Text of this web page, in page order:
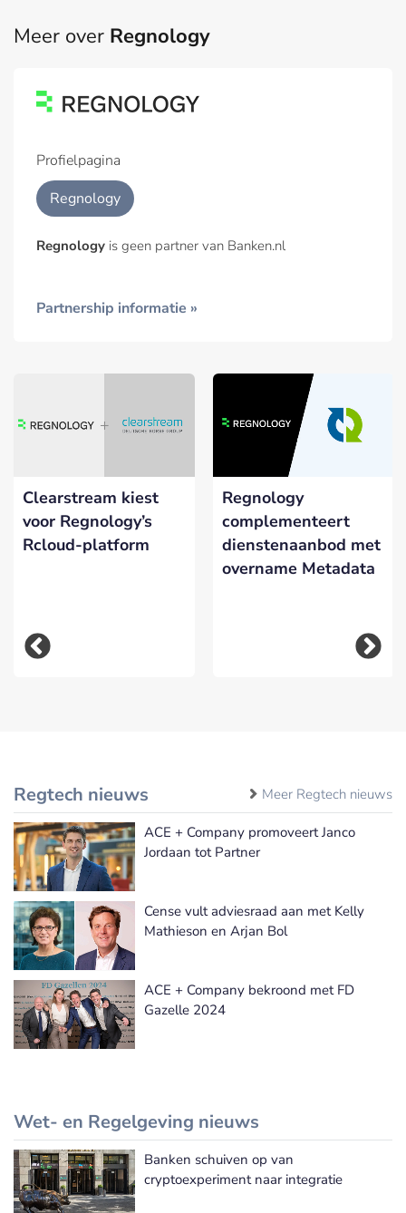
Meer over Regnology
Profielpagina
Regnology
Regnology is geen partner van Banken.nl
Partnership informatie »
Clearstream kiest
voor Regnology’s
Rcloud-platform
Regnology
complementeert
dienstenaanbod met
overname Metadata
Regtech nieuws Meer Regtech nieuws
ACE + Company promoveert Janco
Jordaan tot Partner
Cense vult adviesraad aan met Kelly
Mathieson en Arjan Bol
ACE + Company bekroond met FD
Gazelle 2024
Wet- en Regelgeving nieuws
Meer Wet- en Regelgeving nieuws
Banken schuiven op van
cryptoexperiment naar integratie